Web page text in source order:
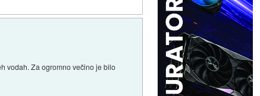
vodah. Za ogromno večino je bilo